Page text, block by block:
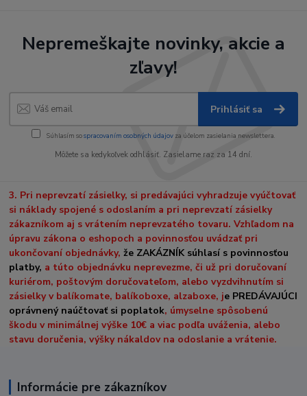
Nepremeškajte novinky, akcie a
zľavy!
Prihlásiť sa
Súhlasím sospracovaním osobných údajov za účelom zasielania newslettera.
Môžete sa kedykoľvek odhlásiť. Zasielame raz za 14 dní.
3. Pri neprevzatí zásielky, si predávajúci vyhradzuje vyúčtovať
si náklady spojené s odoslaním a pri neprevzatí zásielky
zákazníkom aj s vrátením neprevzatého tovaru. Vzhľadom na
úpravu zákona o eshopoch a povinnosťou uvádzať pri
ukončovaní objednávky,že ZAKÁZNÍK súhlasí s povinnosťou
platby, a túto objednávku neprevezme, či už pri doručovaní
kuriérom, poštovým doručovateľom, alebo vyzdvihnutím si
zásielky v balíkomate, balíkoboxe, alzaboxe, je PREDÁVAJÚCI
oprávnený naúčtovať si poplatok, úmyselne spôsobenú
škodu v minimálnej výške 10€ a viac podľa uváženia, alebo
stavu doručenia, výšky nákaldov na odoslanie a vrátenie.
Informácie pre zákazníkov